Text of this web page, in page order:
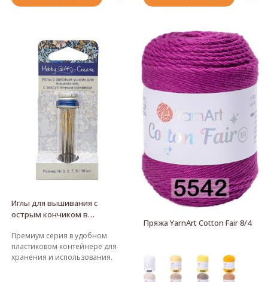
Пропустите нитку через петлю.
ниткой назад через ушко иглы.
жемчужными головками (10
иглы для ручного шитья (30
шт) в органайзере, 2
нитевдевателя, металлические
ножницы, булавки безопасные
(6 шт), вспарыватель,
сантиметровая лента (150 см) и
18 катушек ниток. Размер
органайзера 2.5 x 12 x 12.5 см
Иглы для вышивания с
острым кончиком в
Премиум серия в удобном
пластиковом контейнере для
хранения и использования.
Пряжа YarnArt Cotton Fair 8/4